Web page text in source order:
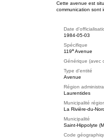
Cette avenue est
communication sont
Date
1984-05-03
Spécifique
119e Avenue
Générique (avec
Type d'entité
Avenue
Région
Laurentides
Municipalité
La Rivière-du-
Municipalité
Saint-Hippolyte
Code